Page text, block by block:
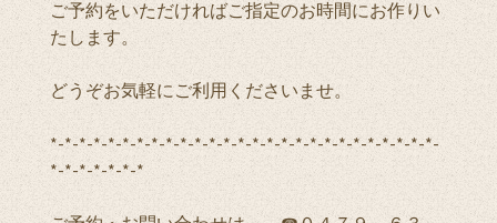
ご予約をいただければご指定のお時間にお作りい
たします。
どうぞお気軽にご利用くださいませ。
*-*-*-*-*-*-*-*-*-*-*-*-*-*-*-*-*-*-*-*-*-*-*-*-*-*-*-
*-*-*-*-*-*-*